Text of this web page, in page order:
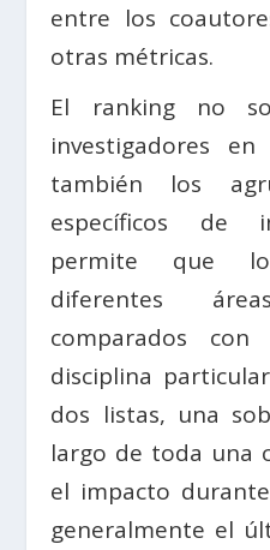
entre los
otras métricas.
El ranking no
investigadores
también los
específicos de
permite que
diferentes
comparados
disciplina
dos listas, una
largo de toda una
el impacto
generalmente el